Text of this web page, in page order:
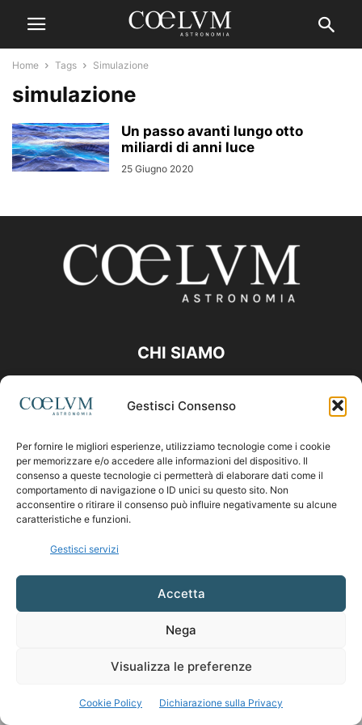
Gestisci Consenso
Per fornire le migliori esperienze, utilizziamo tecnologie come i cookie
per memorizzare e/o accedere alle informazioni del dispositivo. Il
consenso a queste tecnologie ci permetterà di elaborare dati come il
comportamento di navigazione o ID unici su questo sito. Non
acconsentire o ritirare il consenso può influire negativamente su alcune
caratteristiche e funzioni.
Gestisci servizi
Accetta
Nega
Visualizza le preferenze
Cookie Policy Dichiarazione sulla Privacy
Home Tags Simulazione
simulazione
Un passo avanti lungo otto
miliardi di anni luce
25 Giugno 2020
CHI SIAMO
Contattaci:coelumastro@coelum.com
SEGUICI